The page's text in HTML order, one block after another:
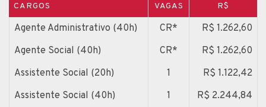
CARGOS VAGAS R$
Agente Administrativo (40h) CR*
R$ 1.262,60
Agente Social (40h)
CR*
R$ 1.262,60
Assistente Social (20h)
1
R$ 1.122,42
Assistente Social (40h)
1
R$ 2.244,84